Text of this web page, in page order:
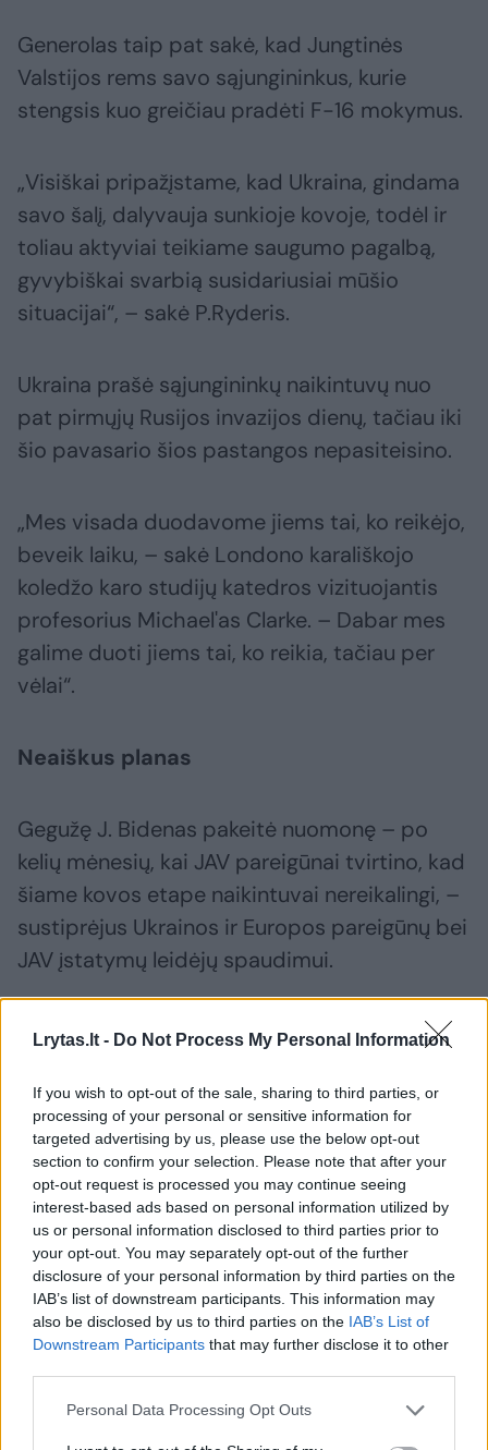
Lrytas.lt - Do Not Process My Personal Information
If you wish to opt-out of the sale, sharing to third parties, or
processing of your personal or sensitive information for
targeted advertising by us, please use the below opt-out
section to confirm your selection. Please note that after your
opt-out request is processed you may continue seeing
interest-based ads based on personal information utilized by
us or personal information disclosed to third parties prior to
your opt-out. You may separately opt-out of the further
disclosure of your personal information by third parties on the
IAB’s list of downstream participants. This information may
also be disclosed by us to third parties on the IAB’s List of
Downstream Participants that may further disclose it to other
Personal Data Processing Opt Outs
Generolas taip pat sakė, kad Jungtinės
Valstijos rems savo sąjungininkus, kurie
stengsis kuo greičiau pradėti F-16 mokymus.
„Visiškai pripažįstame, kad Ukraina, gindama
savo šalį, dalyvauja sunkioje kovoje, todėl ir
toliau aktyviai teikiame saugumo pagalbą,
gyvybiškai svarbią susidariusiai mūšio
situacijai“, – sakė P.Ryderis.
Ukraina prašė sąjungininkų naikintuvų nuo
pat pirmųjų Rusijos invazijos dienų, tačiau iki
šio pavasario šios pastangos nepasiteisino.
„Mes visada duodavome jiems tai, ko reikėjo,
beveik laiku, – sakė Londono karališkojo
koledžo karo studijų katedros vizituojantis
profesorius Michael'as Clarke. – Dabar mes
galime duoti jiems tai, ko reikia, tačiau per
vėlai“.
Neaiškus planas
Gegužę J. Bidenas pakeitė nuomonę – po
kelių mėnesių, kai JAV pareigūnai tvirtino, kad
šiame kovos etape naikintuvai nereikalingi, –
sustiprėjus Ukrainos ir Europos pareigūnų bei
JAV įstatymų leidėjų spaudimui.
Liepos mėn. vykusiame NATO vadovų
paskelbė, kad prie jų prisijungė dar devynios
šalys – Didžioji Britanija, Belgija, Kanada,
Liuksemburgas, Norvegija, Lenkija, Portugalija,
Rumunija, Švedija ir Kanada – ir kad mokymai
prasidės rugpjūčio mėn.
Įpusėjus rugpjūčiui – akivaizdu, kad planai vis
dar kuriami. Danija ir Nyderlandai vengia